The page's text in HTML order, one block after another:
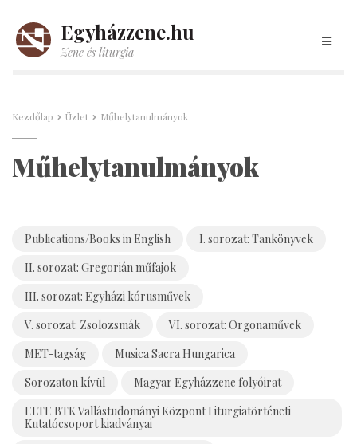
Egyházzene.hu
Zene és liturgia
Kezdőlap Üzlet Műhelytanulmányok
Műhelytanulmányok
Publications/Books in English
I. sorozat: Tankönyvek
II. sorozat: Gregorián műfajok
III. sorozat: Egyházi kórusművek
V. sorozat: Zsolozsmák
VI. sorozat: Orgonaművek
MET-tagság
Musica Sacra Hungarica
Sorozaton kívül
Magyar Egyházzene folyóirat
ELTE BTK Vallástudományi Központ Liturgiatörténeti
Kutatócsoport kiadványai